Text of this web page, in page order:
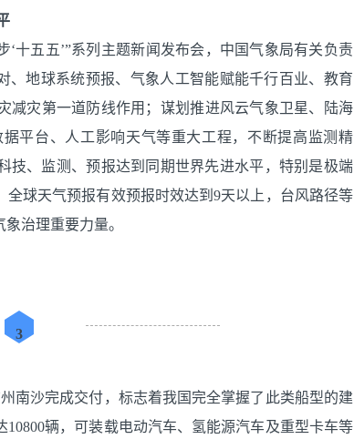
‘十五五’”系列主题新闻发布会，中国气象局有关负责
、地球系统预报、气象人工智能赋能千行百业、教育
减灾第一道防线作用；谋划推进风云气象卫星、陆海
平台、人工影响天气等重大工程，不断提高监测精
技、监测、预报达到同期世界先进水平，特别是极端
球天气预报有效预报时效达到9天以上，台风路径等
治理重要力量。
3
南沙完成交付，标志着我国完全掌握了此类船型的建
辆，可装载电动汽车、氢能源汽车及重型卡车等